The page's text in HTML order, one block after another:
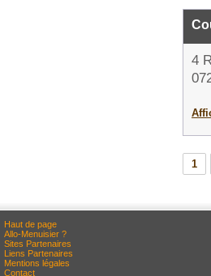
4
1
Haut de page
Allo-Menuisier ?
Sites Partenaires
Liens Partenaires
Mentions légales
Contact